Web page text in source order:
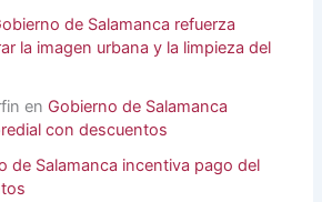
de Salamanca refuerza
la imagen urbana y la limpieza del
en Gobierno de Salamanca
con descuentos
de Salamanca incentiva pago del